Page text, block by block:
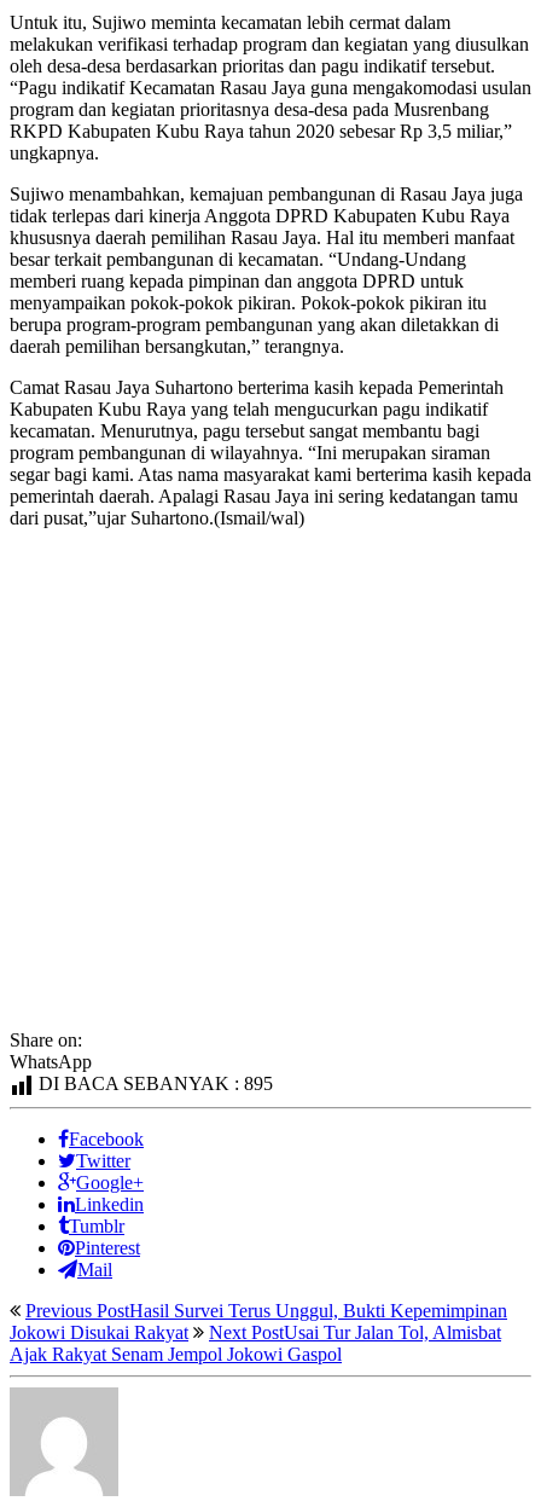
Untuk itu, Sujiwo meminta kecamatan lebih cermat dalam
melakukan verifikasi terhadap program dan kegiatan yang diusulkan
oleh desa-desa berdasarkan prioritas dan pagu indikatif tersebut.
“Pagu indikatif Kecamatan Rasau Jaya guna mengakomodasi usulan
program dan kegiatan prioritasnya desa-desa pada Musrenbang
RKPD Kabupaten Kubu Raya tahun 2020 sebesar Rp 3,5 miliar,”
ungkapnya.
Sujiwo menambahkan, kemajuan pembangunan di Rasau Jaya juga
tidak terlepas dari kinerja Anggota DPRD Kabupaten Kubu Raya
khususnya daerah pemilihan Rasau Jaya. Hal itu memberi manfaat
besar terkait pembangunan di kecamatan. “Undang-Undang
memberi ruang kepada pimpinan dan anggota DPRD untuk
menyampaikan pokok-pokok pikiran. Pokok-pokok pikiran itu
berupa program-program pembangunan yang akan diletakkan di
daerah pemilihan bersangkutan,” terangnya.
Camat Rasau Jaya Suhartono berterima kasih kepada Pemerintah
Kabupaten Kubu Raya yang telah mengucurkan pagu indikatif
kecamatan. Menurutnya, pagu tersebut sangat membantu bagi
program pembangunan di wilayahnya. “Ini merupakan siraman
segar bagi kami. Atas nama masyarakat kami berterima kasih kepada
pemerintah daerah. Apalagi Rasau Jaya ini sering kedatangan tamu
dari pusat,”ujar Suhartono.(Ismail/wal)
Share on:
WhatsApp
DI BACA SEBANYAK : 895
Facebook
Twitter
Google+
Linkedin
Tumblr
Pinterest
Mail
Previous PostHasil Survei Terus Unggul, Bukti Kepemimpinan
Jokowi Disukai Rakyat
Next PostUsai Tur Jalan Tol, Almisbat
Ajak Rakyat Senam Jempol Jokowi Gaspol